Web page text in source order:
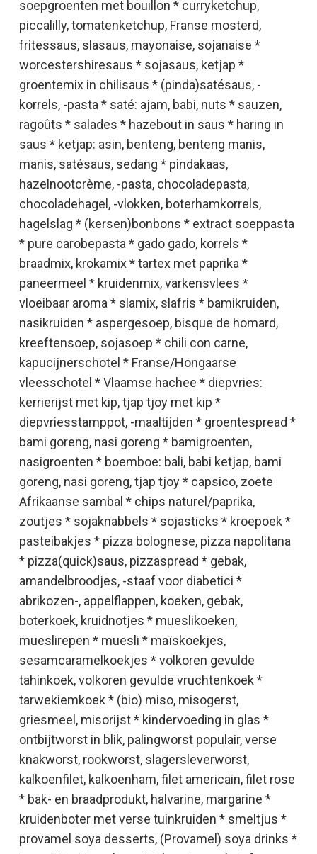
soepgroenten met bouillon * curryketchup,
piccalilly, tomatenketchup, Franse mosterd,
fritessaus, slasaus, mayonaise, sojanaise *
worcestershiresaus * sojasaus, ketjap *
groentemix in chilisaus * (pinda)satésaus, -
korrels, -pasta * saté: ajam, babi, nuts * sauzen,
ragoûts * salades * hazebout in saus * haring in
saus * ketjap: asin, benteng, benteng manis,
manis, satésaus, sedang * pindakaas,
hazelnootcrème, -pasta, chocoladepasta,
chocoladehagel, -vlokken, boterhamkorrels,
hagelslag * (kersen)bonbons * extract soeppasta
* pure carobepasta * gado gado, korrels *
braadmix, krokamix * tartex met paprika *
paneermeel * kruidenmix, varkensvlees *
vloeibaar aroma * slamix, slafris * bamikruiden,
nasikruiden * aspergesoep, bisque de homard,
kreeftensoep, sojasoep * chili con carne,
kapucijnerschotel * Franse/Hongaarse
vleesschotel * Vlaamse hachee * diepvries:
kerrierijst met kip, tjap tjoy met kip *
diepvriesstamppot, -maaltijden * groentespread *
bami goreng, nasi goreng * bamigroenten,
nasigroenten * boemboe: bali, babi ketjap, bami
goreng, nasi goreng, tjap tjoy * capsico, zoete
Afrikaanse sambal * chips naturel/paprika,
zoutjes * sojaknabbels * sojasticks * kroepoek *
pasteibakjes * pizza bolognese, pizza napolitana
* pizza(quick)saus, pizzaspread * gebak,
amandelbroodjes, -staaf voor diabetici *
abrikozen-, appelflappen, koeken, gebak,
boterkoek, kruidnotjes * mueslikoeken,
mueslirepen * muesli * maïskoekjes,
sesamcaramelkoekjes * volkoren gevulde
tahinkoek, volkoren gevulde vruchtenkoek *
tarwekiemkoek * (bio) miso, misogerst,
griesmeel, misorijst * kindervoeding in glas *
ontbijtworst in blik, palingworst populair, verse
knakworst, rookworst, slagersleverworst,
kalkoenfilet, kalkoenham, filet americain, filet rose
* bak- en braadprodukt, halvarine, margarine *
kruidenboter met verse tuinkruiden * smeltjus *
provamel soya desserts, (Provamel) soya drinks *